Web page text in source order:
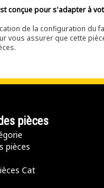
conçue pour s'adapter à
de la configuration du
vous assurer que cette
pièces
pièces
Cat